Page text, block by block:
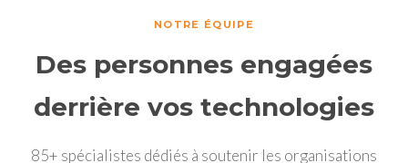
NOTRE ÉQUIPE
Des personnes engagées
derrière vos technologies
85+ spécialistes dédiés à soutenir les organisations